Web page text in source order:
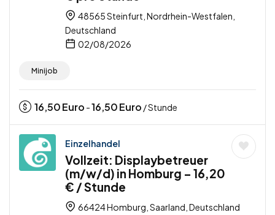
48565 Steinfurt, Nordrhein-Westfalen,
Deutschland
02/08/2026
Minijob
16,50Euro -16,50Euro / Stunde
Einzelhandel
Vollzeit: Displaybetreuer
(m/w/d) in Homburg – 16,20
€ / Stunde
66424 Homburg, Saarland, Deutschland